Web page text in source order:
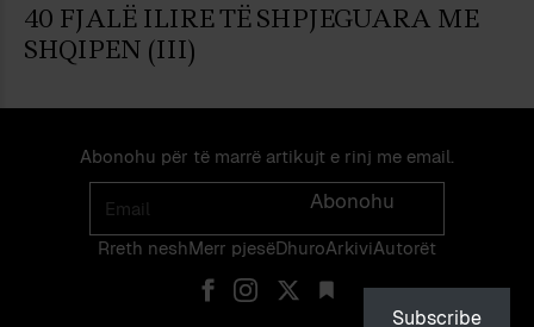
40 FJALË ILIRE TË SHPJEGUARA ME
SHQIPEN (III)
Abonohu për të marrë artikujt e rinj me email.
Email
Abonohu
Rreth neshMerr pjes​​ë​DhuroArkiviAutorët
Subscribe